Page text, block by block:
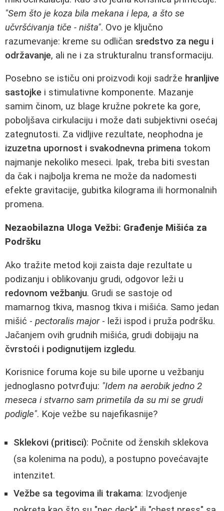
"Sem što je koza bila mekana i lepa, a što se
učvršćivanja tiče - ništa". Ovo je ključno
razumevanje: kreme su odličan sredstvo za negu i
održavanje, ali ne i za strukturalnu transformaciju.
Posebno se ističu oni proizvodi koji sadrže hranljive
sastojke i stimulativne komponente. Mazanje
samim činom, uz blage kružne pokrete ka gore,
poboljšava cirkulaciju i može dati subjektivni osećaj
zategnutosti. Za vidljive rezultate, neophodna je
izuzetna upornost i svakodnevna primena tokom
najmanje nekoliko meseci. Ipak, treba biti svestan
da čak i najbolja krema ne može da nadomesti
efekte gravitacije, gubitka kilograma ili hormonalnih
promena.
Nezaobilazna Uloga Vežbi: Građenje Mišića za
Podršku
Ako tražite metod koji zaista daje rezultate u
podizanju i oblikovanju grudi, odgovor leži u
redovnom vežbanju. Grudi se sastoje od
mamarnog tkiva, masnog tkiva i mišića. Samo jedan
mišić - pectoralis major- leži ispod i pruža podršku.
Jačanjem ovih grudnih mišića, grudi dobijaju na
čvrstoći i podignutijem izgledu.
Korisnice foruma koje su bile uporne u vežbanju
jednoglasno potvrđuju: "Idem na aerobik jedno 2
meseca i stvarno sam primetila da su mi se grudi
podigle". Koje vežbe su najefikasnije?
Sklekovi (pritisci): Počnite od ženskih sklekova
(sa kolenima na podu), a postupno povećavajte
intenzitet.
Vežbe sa tegovima ili trakama: Izvodjenje